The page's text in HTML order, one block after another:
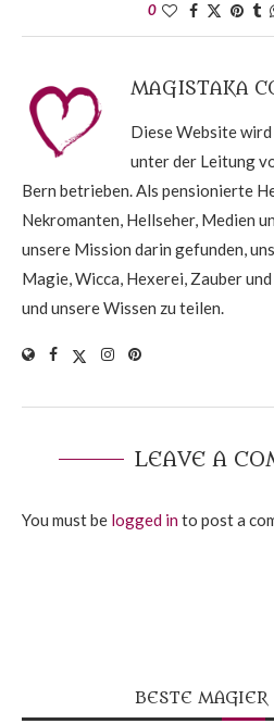
0
MAGISTAKA
Diese Website
unter der Leitung
Bern betrieben. Als pensionierte
Nekromanten, Hellseher, Medien
unsere Mission darin gefunden,
Magie, Wicca, Hexerei, Zauber
und unsere Wissen zu teilen.
LEAVE A
You must be logged into post a
BESTE MAGIER